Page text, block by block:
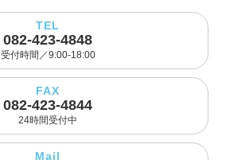
TEL
082-423-4848
受付時間／9:00-18:00
FAX
082-423-4844
24時間受付中
Mail